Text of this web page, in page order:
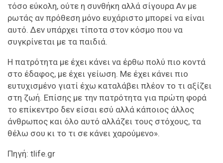
τόσο εύκολη, ούτε η συνθήκη αλλά σίγουρα Αν με
ρωτάς αν πρόθεση μόνο ευχάριστο μπορεί να είναι
αυτό. Δεν υπάρχει τίποτα στον κόσμο που να
συγκρίνεται με τα παιδιά.
Η πατρότητα με έχει κάνει να έρθω πολύ πιο κοντά
στο έδαφος, με έχει γείωση. Με έχει κάνει πιο
ευτυχισμένο γιατί έχω καταλάβει πλέον το τι αξίζει
στη ζωή. Επίσης με την πατρότητα για πρώτη φορά
το επίκεντρο δεν είσαι εσύ αλλά κάποιος άλλος
άνθρωπος και όλο αυτό αλλάζει τους στόχους, τα
θέλω σου κι το τι σε κάνει χαρούμενο».
Πηγή: tlife.gr